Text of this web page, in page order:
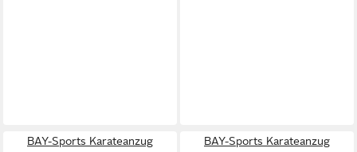
BAY-Sports Karateanzug
BAY-Sports Karateanzug